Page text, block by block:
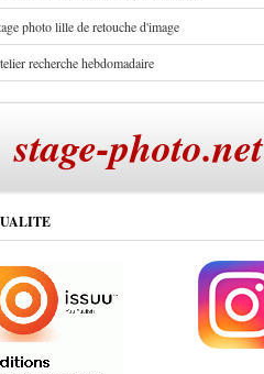
photo lille de retouche d'image
recherche hebdomadaire
stage-photo.net